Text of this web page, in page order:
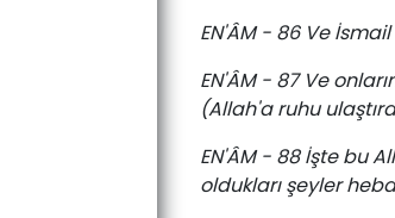
EN'ÂM - 86 Ve
EN'ÂM - 87 Ve
(Allah'a ruhu
EN'ÂM - 88 İşte bu
oldukları şeyler